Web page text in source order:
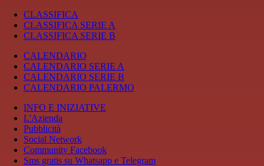
CLASSIFICA
CLASSIFICA SERIE A
CLASSIFICA SERIE B
CALENDARIO
CALENDARIO SERIE A
CALENDARIO SERIE B
CALENDARIO PALERMO
INFO E INIZIATIVE
L'Azienda
Pubblicità
Social Network
Community Facebook
Sms gratis su Whatsapp e Telegram